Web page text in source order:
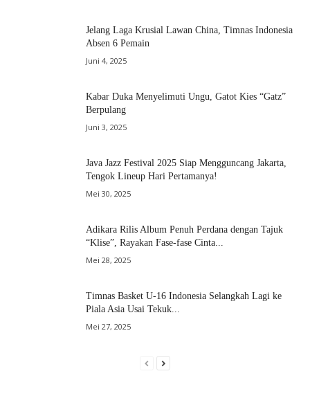
Jelang Laga Krusial Lawan China, Timnas Indonesia
Absen 6 Pemain
Juni 4, 2025
Kabar Duka Menyelimuti Ungu, Gatot Kies “Gatz”
Berpulang
Juni 3, 2025
Java Jazz Festival 2025 Siap Mengguncang Jakarta,
Tengok Lineup Hari Pertamanya!
Mei 30, 2025
Adikara Rilis Album Penuh Perdana dengan Tajuk
“Klise”, Rayakan Fase-fase Cinta...
Mei 28, 2025
Timnas Basket U-16 Indonesia Selangkah Lagi ke
Piala Asia Usai Tekuk...
Mei 27, 2025